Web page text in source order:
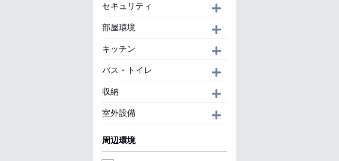
セキュリティ
部屋環境
キッチン
バス・トイレ
収納
室外設備
周辺環境